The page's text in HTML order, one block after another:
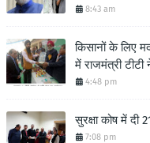
8:43 am
किसानों के लिए
में राजमंत्री
4:48 pm
सुरक्षा कोष में दी
7:08 pm